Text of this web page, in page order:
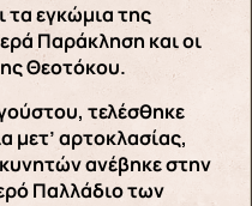
τα εγκώμια της
Παράκληση και οι
Θεοτόκου.
τελέσθηκε
μετ’ αρτοκλασίας,
ανέβηκε στην
Παλλάδιο των